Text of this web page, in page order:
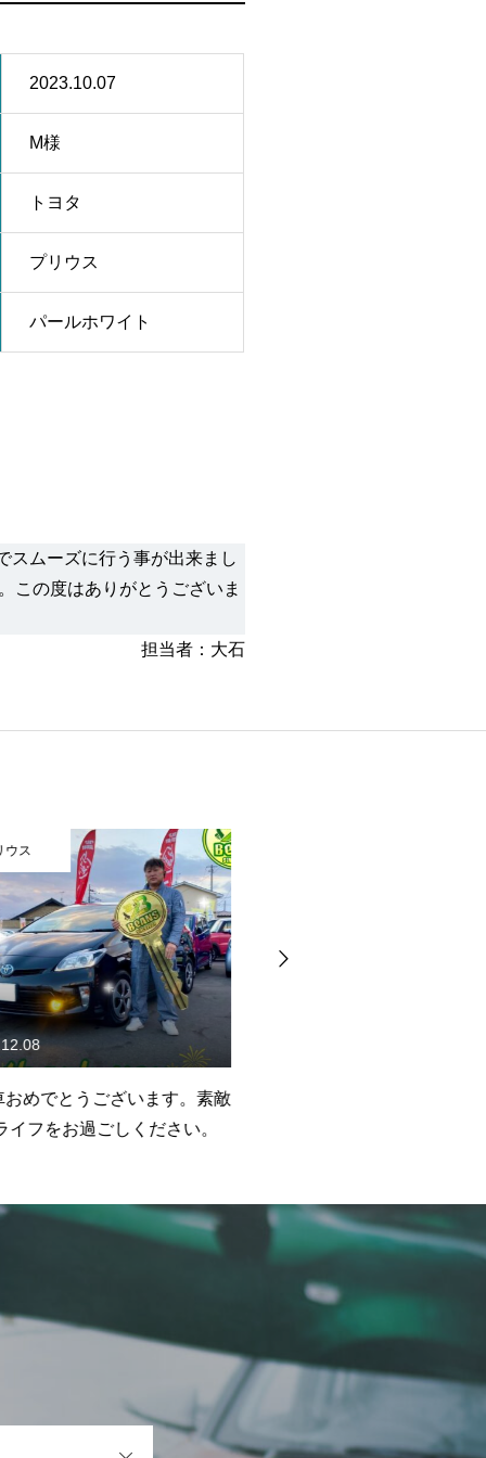
2023.10.07
M様
トヨタ
プリウス
パールホワイト
スムーズに行う事が出来まし
この度はありがとうございま
担当者：大石
でとうございます。素敵
フをお過ごしください。